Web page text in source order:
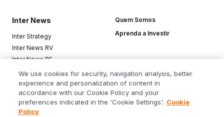
Inter News
Inter Strategy
Inter News RV
Inter News RF
Top Funds
Quem Somos
Aprenda a Investir
Baixe o app
We use cookies for security, navigation analysis, better
experience and personalization of content in
accordance with our Cookie Policy and your
preferences indicated in the 'Cookie Settings'. Cookie
Policy